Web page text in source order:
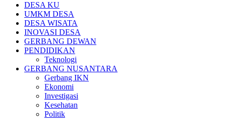
DESA KU
UMKM DESA
DESA WISATA
INOVASI DESA
GERBANG DEWAN
PENDIDIKAN
Teknologi
GERBANG NUSANTARA
Gerbang IKN
Ekonomi
Investigasi
Kesehatan
Politik